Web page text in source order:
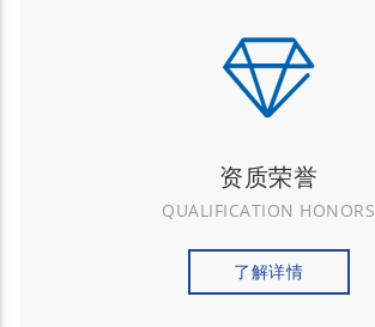
资质荣誉
QUALIFICATION HONORS
了解详情